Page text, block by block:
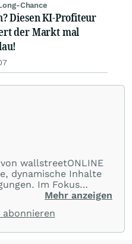
Chance
Diesen KI-Profiteur
der Markt mal
wallstreetONLINE
dynamische Inhalte
Im Fokus
und
Beiträge sind kurz,
Mehr anzeigen
abonnieren